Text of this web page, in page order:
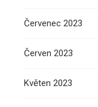
Červenec 2023
Červen 2023
Květen 2023